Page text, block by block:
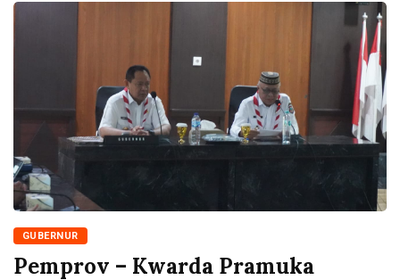
GUBERNUR
Pemprov – Kwarda Pramuka